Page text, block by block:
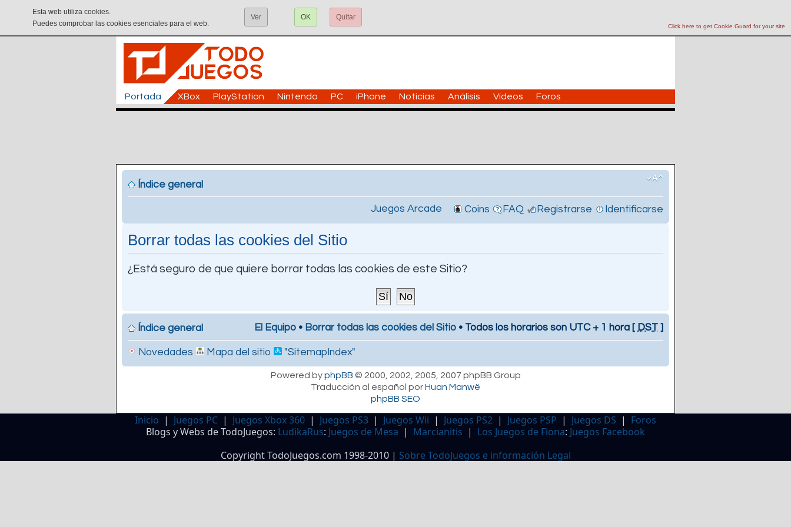
Click here to get Cookie Guard for your site
Esta web utiliza cookies.
Puedes comprobar las cookies esenciales para el web.
Ver OK Quitar
Portada XBox PlayStation Nintendo PC iPhone Noticias Análisis Vídeos Foros
Índice general
Juegos Arcade Coins FAQ Registrarse Identificarse
Borrar todas las cookies del Sitio
¿Está seguro de que quiere borrar todas las cookies de este Sitio?
Índice general El Equipo • Borrar todas las cookies del Sitio • Todos los horarios son UTC + 1 hora [ DST ]
Novedades Mapa del sitio "SitemapIndex"
Powered byphpBB © 2000, 2002, 2005, 2007 phpBB Group
Traducción al español porHuan Manwë
phpBB SEO
Inicio | Juegos PC | Juegos Xbox 360 | Juegos PS3 | Juegos Wii | Juegos PS2 | Juegos PSP | Juegos DS | Foros
Blogs y Webs de TodoJuegos: LudikaRus: Juegos de Mesa | Marcianitis | Los Juegos de Fiona: Juegos Facebook
Copyright TodoJuegos.com 1998-2010 | Sobre TodoJuegos e información Legal